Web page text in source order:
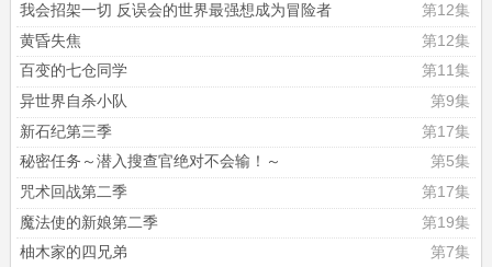
我会招架一切 反误会的世界最强想成为冒险者
第12集
黄昏失焦
第12集
百变的七仓同学
第11集
异世界自杀小队
第9集
新石纪第三季
第17集
秘密任务～潜入搜查官绝对不会输！～
第5集
咒术回战第二季
第17集
魔法使的新娘第二季
第19集
柚木家的四兄弟
第7集